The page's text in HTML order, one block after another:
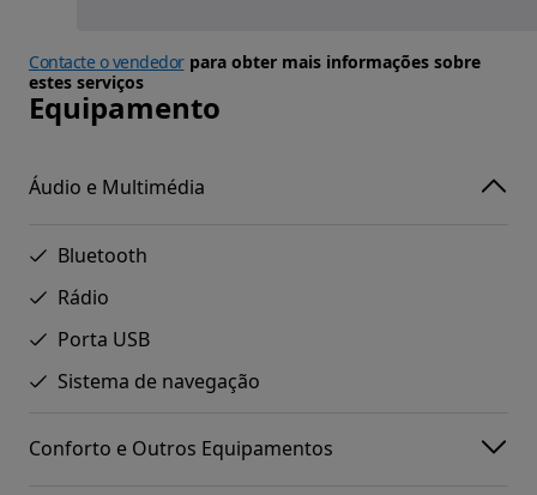
Contacte o vendedorpara obter mais informações sobre
estes serviços
Equipamento
Áudio e Multimédia
Bluetooth
Rádio
Porta USB
Sistema de navegação
Conforto e Outros Equipamentos